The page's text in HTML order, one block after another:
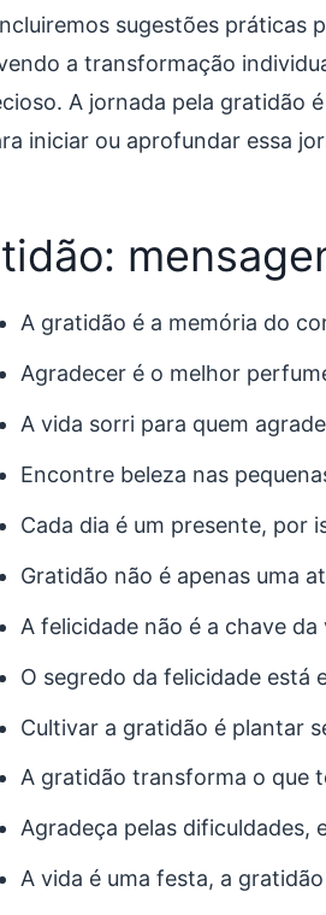
sugestões práticas
a transformação
A jornada pela gratidão
iniciar ou aprofundar essa
A gratidão é a memória do
Agradecer é o melhor
A vida sorri para quem
Encontre beleza nas
Cada dia é um presente, por
Gratidão não é apenas uma
A felicidade não é a chave
O segredo da felicidade está
Cultivar a gratidão é plantar
A gratidão transforma o que
Agradeça pelas dificuldades,
A vida é uma festa, a